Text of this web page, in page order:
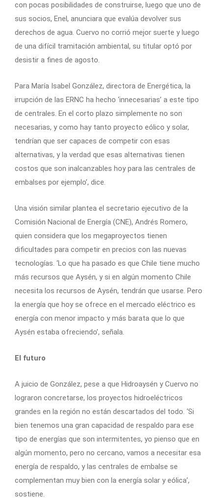
con pocas posibilidades de construirse, luego que uno de
sus socios, Enel, anunciara que evalúa devolver sus
derechos de agua. Cuervo no corrió mejor suerte y luego
de una difícil tramitación ambiental, su titular optó por
desistir a fines de agosto.
Para María Isabel González, directora de Energética, la
irrupción de las ERNC ha hecho ‘innecesarias’ a este tipo
de centrales. En el corto plazo simplemente no son
necesarias, y como hay tanto proyecto eólico y solar,
tendrían que ser capaces de competir con esas
alternativas, y la verdad que esas alternativas tienen
costos que son inalcanzables hoy para las centrales de
embalses por ejemplo’, dice.
Una visión similar plantea el secretario ejecutivo de la
Comisión Nacional de Energía (CNE), Andrés Romero,
quien considera que los megaproyectos tienen
dificultades para competir en precios con las nuevas
tecnologías. ‘Lo que ha pasado es que Chile tiene mucho
más recursos que Aysén, y si en algún momento Chile
necesita los recursos de Aysén, tendrán que usarse. Pero
la energía que hoy se ofrece en el mercado eléctrico es
energía con menor impacto y más barata que lo que
Aysén estaba ofreciendo’, señala.
El futuro
A juicio de González, pese a que Hidroaysén y Cuervo no
lograron concretarse, los proyectos hidroeléctricos
grandes en la región no están descartados del todo. ‘Si
bien tenemos una gran capacidad de respaldo para ese
tipo de energías que son intermitentes, yo pienso que en
algún momento, pero no cercano, vamos a necesitar esa
energía de respaldo, y las centrales de embalse se
complementan muy bien con la energía solar y eólica’,
sostiene.